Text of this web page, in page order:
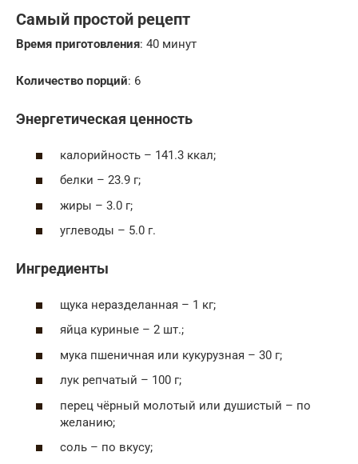
Самый простой рецепт
Время приготовления: 40 минут
Количество порций: 6
Энергетическая ценность
калорийность – 141.3 ккал;
белки – 23.9 г;
жиры – 3.0 г;
углеводы – 5.0 г.
Ингредиенты
щука неразделанная – 1 кг;
яйца куриные – 2 шт.;
мука пшеничная или кукурузная – 30 г;
лук репчатый – 100 г;
перец чёрный молотый или душистый – по
желанию;
соль – по вкусу;